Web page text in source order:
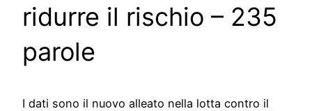
ridurre il rischio – 235
parole
I dati sono il nuovo alleato nella lotta contro il